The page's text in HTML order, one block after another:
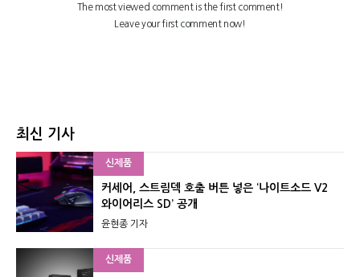
최신 기사
신제품
커세어, 스트림덱 호출 버튼 넣은 ‘나이트소드 V2
와이어리스 SD’ 공개
윤현종 기자
신제품